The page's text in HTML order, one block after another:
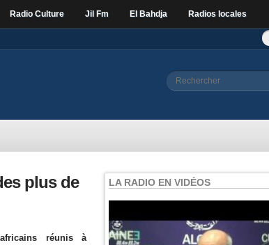
Radio Culture Jil Fm El Bahdja Radios locales
Formulaire de
Rechercher
plus de
réunis à
LA RADIO EN VIDÉOS